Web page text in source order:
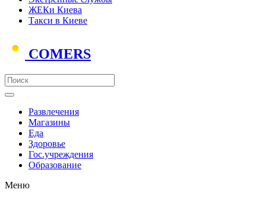
ЖЕКи Киева
Такси в Киеве
COMERS
Развлечения
Магазины
Еда
Здоровье
Гос.учреждения
Образование
Меню